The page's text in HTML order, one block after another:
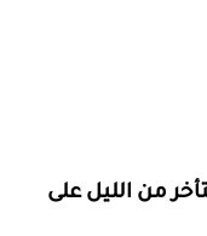
من الليل على